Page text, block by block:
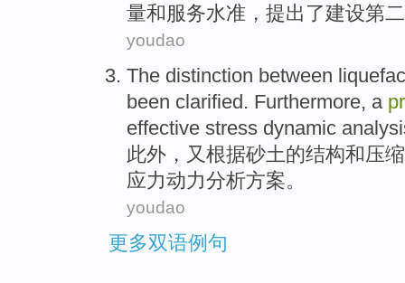
量和服务水准， 提出了建设第二
youdao
The distinction between
been clarified. Furthermore, a
effective stress dynamic
此外 ，又根据砂土的结构和压
应力动力分析方案。
youdao
更多双语例句